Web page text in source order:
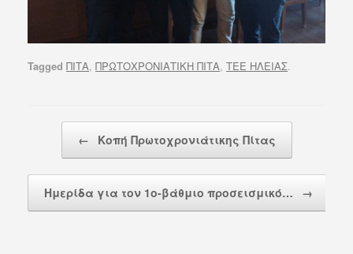
Tagged ΠΙΤΑ, ΠΡΩΤΟΧΡΟΝΙΑΤΙΚΗ ΠΙΤΑ, ΤΕΕ ΗΛΕΙΑΣ.
← Kοπή Πρωτοχρονιάτικης Πίτας
Ημερίδα για τον 1ο-βάθμιο προσεισμικό… →